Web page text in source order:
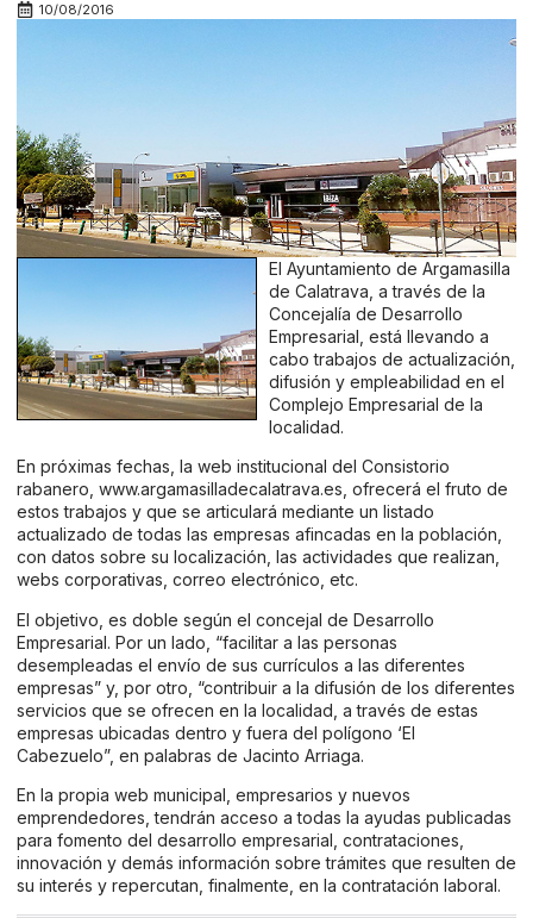
10/08/2016
El Ayuntamiento de Argamasilla
de Calatrava, a través de la
Concejalía de Desarrollo
Empresarial, está llevando a
cabo trabajos de actualización,
difusión y empleabilidad en el
Complejo Empresarial de la
localidad.
En próximas fechas, la web institucional del Consistorio
rabanero, www.argamasilladecalatrava.es , ofrecerá el fruto de
estos trabajos y que se articulará mediante un listado
actualizado de todas las empresas afincadas en la población,
con datos sobre su localización, las actividades que realizan,
webs corporativas, correo electrónico, etc.
El objetivo, es doble según el concejal de Desarrollo
Empresarial. Por un lado, “facilitar a las personas
desempleadas el envío de sus currículos a las diferentes
empresas” y, por otro, “contribuir a la difusión de los diferentes
servicios que se ofrecen en la localidad, a través de estas
empresas ubicadas dentro y fuera del polígono ‘El
Cabezuelo”, en palabras de Jacinto Arriaga.
En la propia web municipal, empresarios y nuevos
emprendedores, tendrán acceso a todas la ayudas publicadas
para fomento del desarrollo empresarial, contrataciones,
innovación y demás información sobre trámites que resulten de
su interés y repercutan, finalmente, en la contratación laboral.